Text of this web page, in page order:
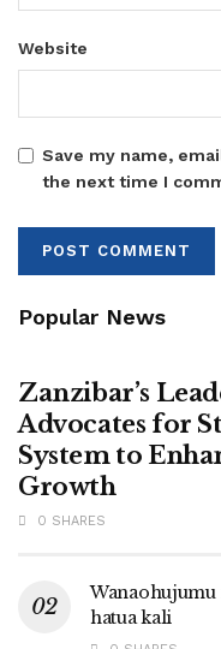
Website
Save my name,
the next time I
Popular News
Zanzibar’s
Advocates for
System to
Growth
0 SHARES
hatua kali